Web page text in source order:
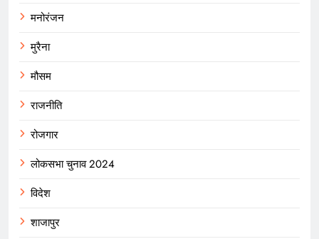
मनोरंजन
मुरैना
मौसम
राजनीति
रोजगार
लोकसभा चुनाव 2024
विदेश
शाजापुर